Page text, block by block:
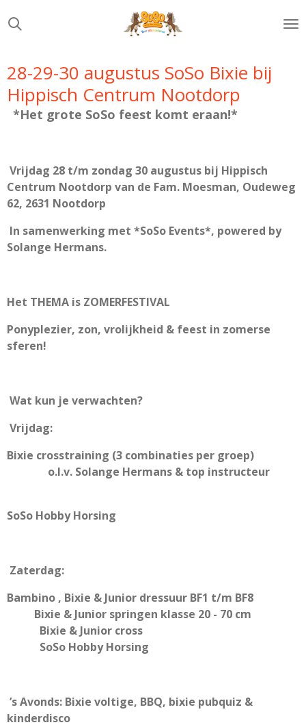
direct
hoofdinhoud
28-29-30 augustus SoSo Bixie bij
Hippisch Centrum Nootdorp
*Het grote SoSo feest komt eraan!*
Vrijdag 28 t/m zondag 30 augustus bij Hippisch
Centrum Nootdorp van de Fam. Moesman, Oudeweg
62, 2631 Nootdorp
In samenwerking met *SoSo Events*, powered by
Solange Hermans.
Het THEMA is ZOMERFESTIVAL
Ponyplezier, zon, vrolijkheid & feest in zomerse
sferen!
Wat kun je verwachten?
Vrijdag:
Bixie crosstraining (3 combinaties per groep)
o.l.v. Solange Hermans & top instructeur
SoSo Hobby Horsing
Zaterdag:
Bambino , Bixie & Junior dressuur BF1 t/m BF8
Bixie & Junior springen klasse 20 - 70 cm
Bixie & Junior cross
SoSo Hobby Horsing
’s Avonds: Bixie voltige, BBQ, bixie pubquiz &
kinderdisco